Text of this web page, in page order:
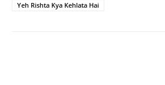
Yeh Rishta Kya Kehlata Hai